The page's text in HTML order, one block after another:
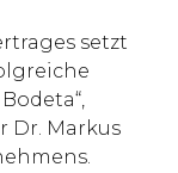
setzt
Dr. Markus